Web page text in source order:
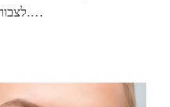
לצבור ניסיון ולפתח בהדרגה עסק עצמאי.…